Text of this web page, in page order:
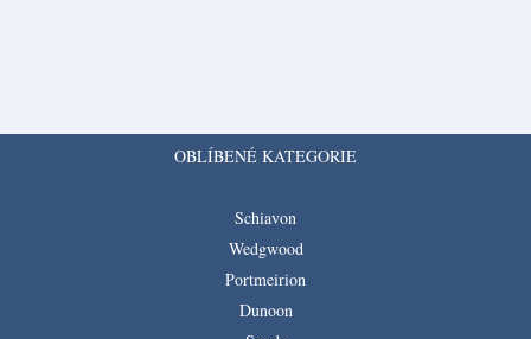
OBLÍBENÉ KATEGORIE
Schiavon
Wedgwood
Portmeirion
Dunoon